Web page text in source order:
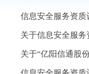
信息安全服务资质
关于信息安全服务
关于“亿阳信通股